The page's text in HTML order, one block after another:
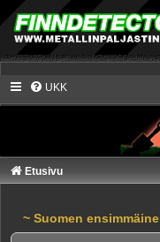
UKK
Etusivu
~ Suomen